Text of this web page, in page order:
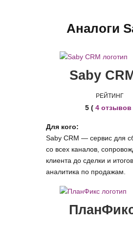
Аналоги
Saby
РЕЙТИНГ
5 ( 4 отзывов
Для кого:
Saby CRM — сервис для
со всех каналов,
клиента до сделки и
аналитика по продажам.